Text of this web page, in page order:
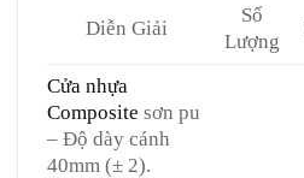
Diễn Giải
Số
Lượng
Cửa nhựa
Composite sơn pu
– Độ dày cánh
40mm (± 2).